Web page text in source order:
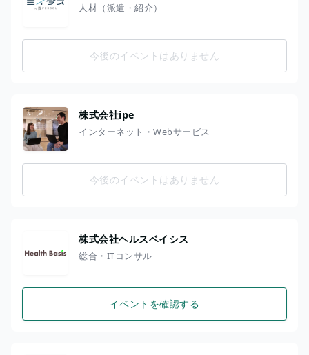
人材（派遣・紹介）
今後のイベントはありません
株式会社ipe
インターネット・Webサービス
今後のイベントはありません
株式会社ヘルスベイシス
総合・ITコンサル
イベントを確認する